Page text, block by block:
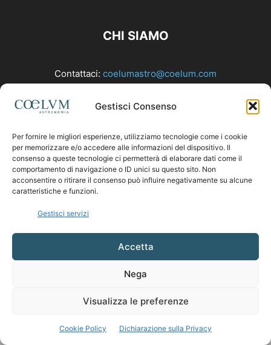
Gestisci Consenso
Per fornire le migliori esperienze, utilizziamo tecnologie come i cookie
per memorizzare e/o accedere alle informazioni del dispositivo. Il
consenso a queste tecnologie ci permetterà di elaborare dati come il
comportamento di navigazione o ID unici su questo sito. Non
acconsentire o ritirare il consenso può influire negativamente su alcune
caratteristiche e funzioni.
Gestisci servizi
Accetta
Nega
Visualizza le preferenze
Cookie Policy Dichiarazione sulla Privacy
CHI SIAMO
Contattaci: coelumastro@coelum.com
SEGUICI